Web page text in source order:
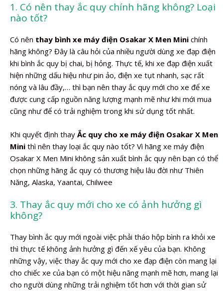
1. Có nên thay ắc quy chính hãng không? Loại
nào tốt?
Có nên thay bình xe máy điện Osakar X Men Mini chính
hãng không? Đây là câu hỏi của nhiều người dùng xe đạp điện
khi bình ắc quy bị chai, bị hỏng. Thực tế, khi xe đạp điện xuất
hiện những dấu hiệu như pin ảo, điện xe tụt nhanh, sạc rất
nóng và lâu đầy,… thì bạn nên thay ắc quy mới cho xe để xe
được cung cấp nguồn năng lượng mạnh mẽ như khi mới mua
cũng như để có trải nghiệm trong khi sử dụng tốt nhất.
Khi quyết định thay Ắc quy cho xe máy điện Osakar X Men
Mini thì nên thay loại ắc quy nào tốt? Vì hãng xe máy điện
Osakar X Men Mini không sản xuất bình ắc quy nên bạn có thể
chọn những hãng ắc quy có thương hiệu lâu đời như Thiên
Năng, Alaska, Yaantai, Chilwee
3. Thay ắc quy mới cho xe có ảnh hưởng gì
không?
Thay bình ắc quy mới ngoài việc phải tháo hộp bình ra khỏi xe
thì thực tế không ảnh hưởng gì đến xế yêu của bạn. Không
những vậy, việc thay ắc quy mới cho xe đạp điện còn mang lại
cho chiếc xe của bạn có một hiệu năng mạnh mẽ hơn, mang lại
cho người dùng những trải nghiệm tốt hơn với thời gian sử